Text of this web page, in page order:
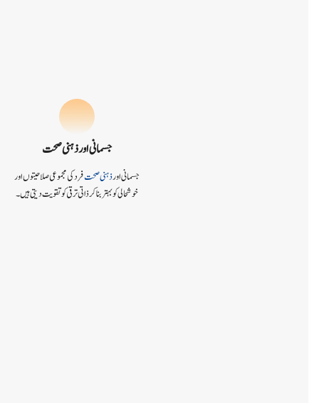
جسمانی اورذہنی صحت
جسمانی اورذہنی صحتفرد کی مجموعی صلاحیتوں اور
خوشحالی کو بہتر بنا کر ذاتی ترقی کو تقویت دیتی ہیں۔